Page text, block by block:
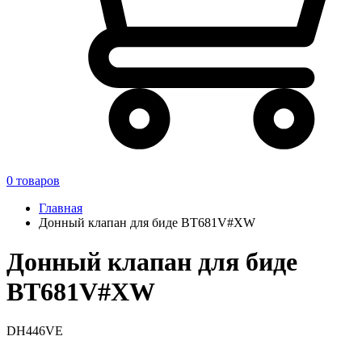
0 товаров
Главная
Донный клапан для биде BT681V#XW
Донный клапан для биде
BT681V#XW
DH446VE